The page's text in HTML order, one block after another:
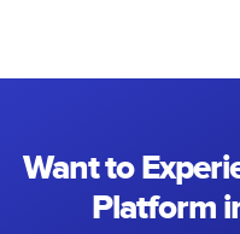
Want to
Platform